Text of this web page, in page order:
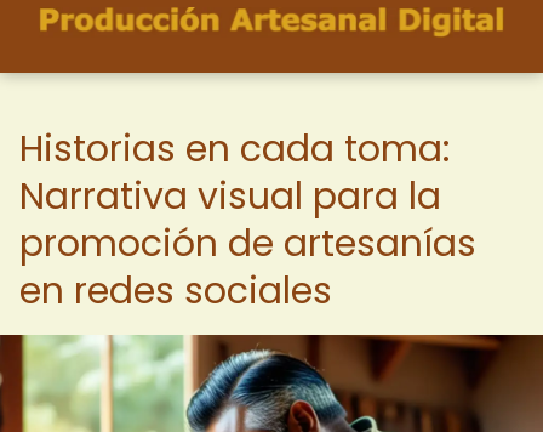
Historias en cada toma:
Narrativa visual para la
promoción de artesanías
en redes sociales